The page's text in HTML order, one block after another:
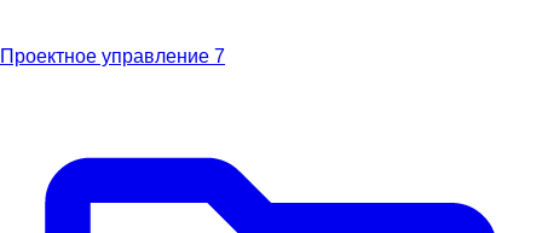
Проектное управление 7